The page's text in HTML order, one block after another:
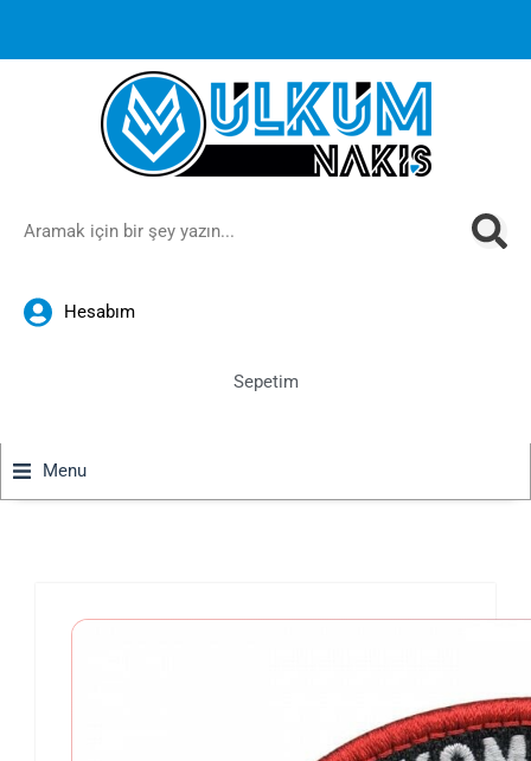
1000 TL ve üzeri siparişlerinizde ücretsiz kargoya ek
İndirimanında sepette!
Hesabım
Sepetim
Menu